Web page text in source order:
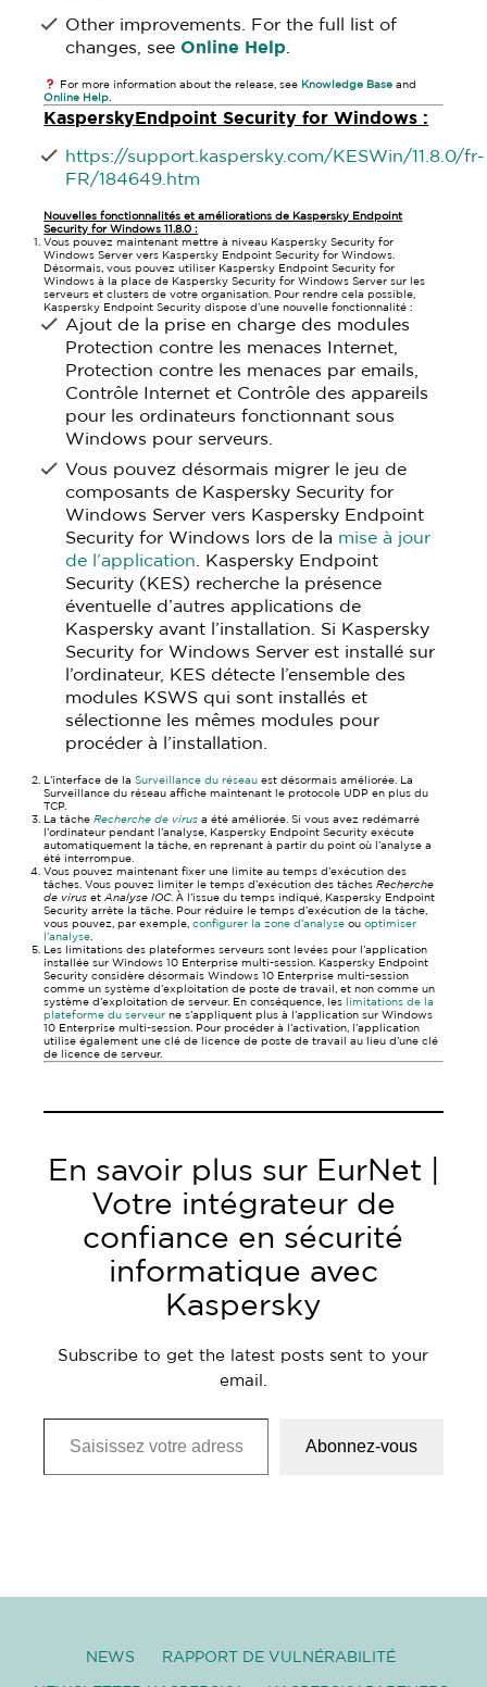
Other improvements. For the full list of
changes, seeOnline Help
For more information about the release, see Knowledge Baseand
Online Help.
Kaspersky Endpoint Security for Windows :
https://support.kaspersky.com/KESWin/11.8.0/fr-
FR/184649.htm
Nouvelles fonctionnalités et améliorations de Kaspersky Endpoint
Security for Windows 11.8.0 :
Vous pouvez maintenant mettre à niveau Kaspersky Security for
Windows Server vers Kaspersky Endpoint Security for Windows.
Désormais, vous pouvez utiliser Kaspersky Endpoint Security for
Windows à la place de Kaspersky Security for Windows Server sur les
serveurs et clusters de votre organisation. Pour rendre cela possible,
Kaspersky Endpoint Security dispose d’une nouvelle fonctionnalité :
Ajout de la prise en charge des modules
Protection contre les menaces Internet,
Protection contre les menaces par emails,
Contrôle Internet et Contrôle des appareils
pour les ordinateurs fonctionnant sous
Windows pour serveurs.
Vous pouvez désormais migrer le jeu de
composants de Kaspersky Security for
Windows Server vers Kaspersky Endpoint
Security for Windows lors de la mise à jour
de l’application . Kaspersky Endpoint
Security (KES) recherche la présence
éventuelle d’autres applications de
Kaspersky avant l’installation. Si Kaspersky
Security for Windows Server est installé sur
l’ordinateur, KES détecte l’ensemble des
modules KSWS qui sont installés et
sélectionne les mêmes modules pour
procéder à l’installation.
L’interface de laSurveillance du réseau est désormais améliorée. La
Surveillance du réseau affiche maintenant le protocole UDP en plus du
TCP.
La tâcheRecherche de virus a été améliorée. Si vous avez redémarré
l’ordinateur pendant l’analyse, Kaspersky Endpoint Security exécute
automatiquement la tâche, en reprenant à partir du point où l’analyse a
été interrompue.
Vous pouvez maintenant fixer une limite au temps d’exécution des
tâches. Vous pouvez limiter le temps d’exécution des tâchesRecherche
de virus etAnalyse IOC. А̀ l’issue du temps indiqué, Kaspersky Endpoint
Security arrête la tâche. Pour réduire le temps d’exécution de la tâche,
vous pouvez, par exemple,configurer la zone d’analyse ouoptimiser
l’analyse.
Les limitations des plateformes serveurs sont levées pour l’application
installée sur Windows 10 Enterprise multi-session. Kaspersky Endpoint
Security considère désormais Windows 10 Enterprise multi-session
comme un système d’exploitation de poste de travail, et non comme un
système d’exploitation de serveur. En conséquence, les limitations de la
plateforme du serveur ne s’appliquent plus à l’application sur Windows
10 Enterprise multi-session. Pour procéder à l’activation, l’application
utilise également une clé de licence de poste de travail au lieu d’une clé
de licence de serveur.
En savoir plus sur EurNet |
Votre intégrateur de
confiance en sécurité
informatique avec
Kaspersky
Subscribe to get the latest posts sent to your
email.
Saisissez votre adresse e-mail…
Abonnez-vous
NEWS RAPPORT DE VULNÉRABILITÉ